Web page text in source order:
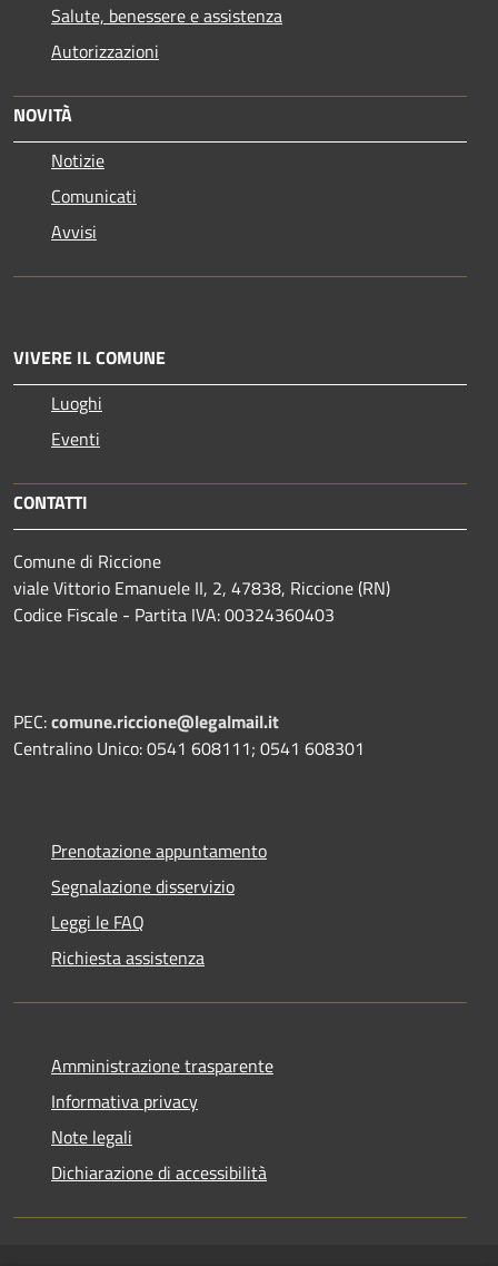
Salute, benessere e assistenza
Autorizzazioni
NOVITÀ
Notizie
Comunicati
Avvisi
VIVERE IL COMUNE
Luoghi
Eventi
CONTATTI
Comune di Riccione
viale Vittorio Emanuele II, 2, 47838, Riccione (RN)
Codice Fiscale - Partita IVA: 00324360403
PEC:comune.riccione@legalmail.it
Centralino Unico: 0541 608111; 0541 608301
Prenotazione appuntamento
Segnalazione disservizio
Leggi le FAQ
Richiesta assistenza
Amministrazione trasparente
Informativa privacy
Note legali
Dichiarazione di accessibilità